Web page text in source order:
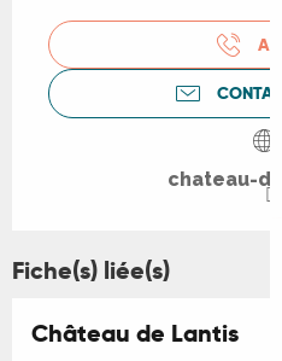
chateau-
Fiche(s) liée(s)
Château de Lantis